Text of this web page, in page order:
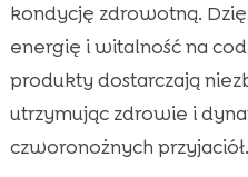
kondycję zdrowotną.
energię i witalność na
produkty dostarczają
utrzymując zdrowie i
czworonożnych przyjaciół.